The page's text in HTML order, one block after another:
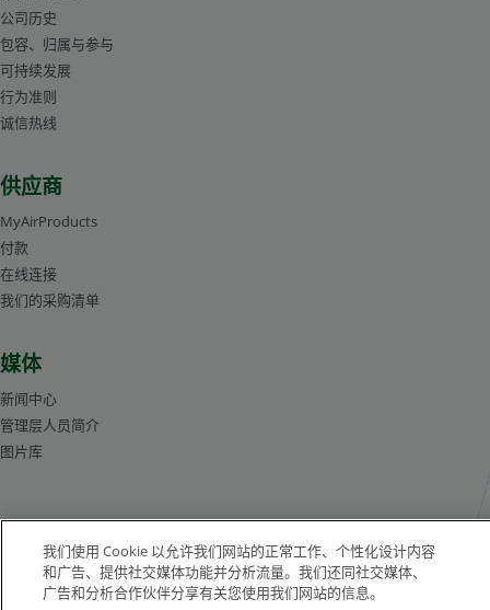
公司历史
包容、归属与参与
可持续发展
行为准则
诚信热线
供应商
MyAirProducts
付款
在线连接
我们的采购清单
媒体
新闻中心
管理层人员简介
图片库
沪ICP备19019974号-2
版权所有©1996-2026 空气化工产品有限公司（ Air Products and Chemicals, Inc.）
我们使用 Cookie 以允许我们网站的正常工作、个性化设计内容
和广告、提供社交媒体功能并分析流量。我们还同社交媒体、
广告和分析合作伙伴分享有关您使用我们网站的信息。